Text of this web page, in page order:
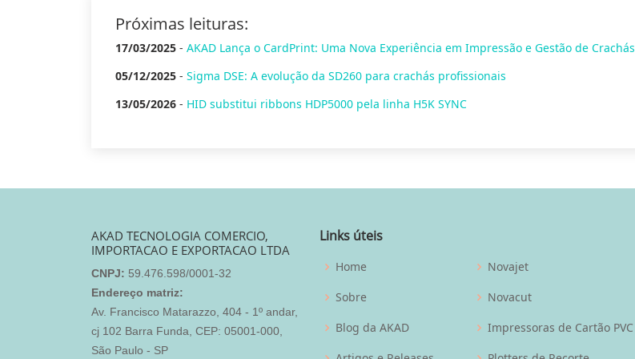
Próximas leituras:
17/03/2025 - AKAD Lança o CardPrint: Uma Nova Experiência em Impressão e Gestão de Crachás
05/12/2025 - Sigma DSE: A evolução da SD260 para crachás profissionais
13/05/2026 - HID substitui ribbons HDP5000 pela linha H5K SYNC
AKAD TECNOLOGIA COMERCIO,
IMPORTACAO E EXPORTACAO LTDA
CNPJ: 59.476.598/0001-32
Endereço matriz:
Av. Francisco Matarazzo, 404 - 1º andar,
cj 102 Barra Funda, CEP: 05001-000,
São Paulo - SP
Links úteis
Home
Sobre
Blog da AKAD
Novajet
Novacut
Impressoras de Cartão PVC